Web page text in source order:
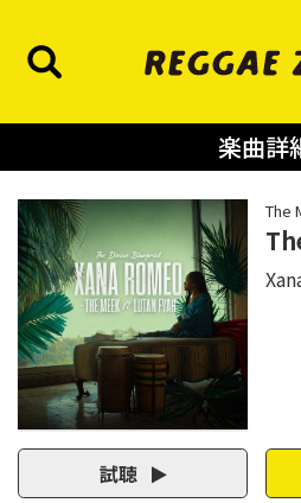
楽曲詳
The
試聴